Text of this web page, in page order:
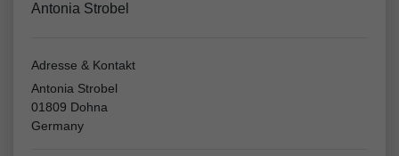
Antonia Strobel
Adresse & Kontakt
Antonia Strobel
01809 Dohna
Germany